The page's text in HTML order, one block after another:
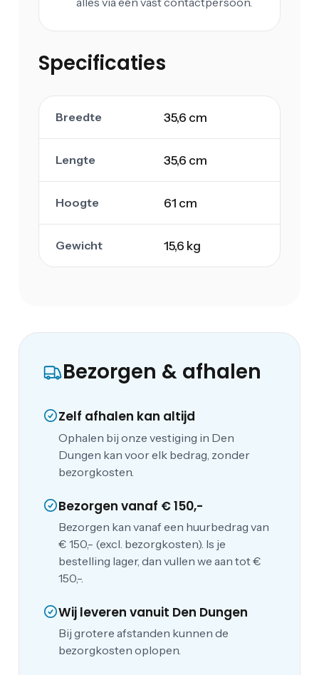
Specificaties
Breedte 35,6 cm
Lengte 35,6 cm
Hoogte 61 cm
Gewicht 15,6 kg
Bezorgen & afhalen
Zelf afhalen kan altijd
Ophalen bij onze vestiging in Den
Dungen kan voor elk bedrag, zonder
bezorgkosten.
Bezorgen vanaf € 150,-
Bezorgen kan vanaf een huurbedrag van
€ 150,- (excl. bezorgkosten). Is je
bestelling lager, dan vullen we aan tot €
150,-.
Wij leveren vanuit Den Dungen
Bij grotere afstanden kunnen de
bezorgkosten oplopen.